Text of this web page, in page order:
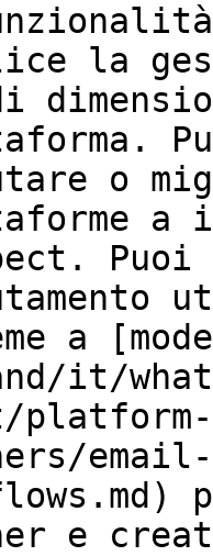
la
o
a
a
it/
email-
e